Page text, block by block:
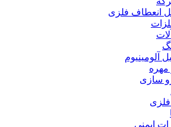
انعطاف فلزی
آلومینیوم
مهره
سازی
فلزی
ایمنی